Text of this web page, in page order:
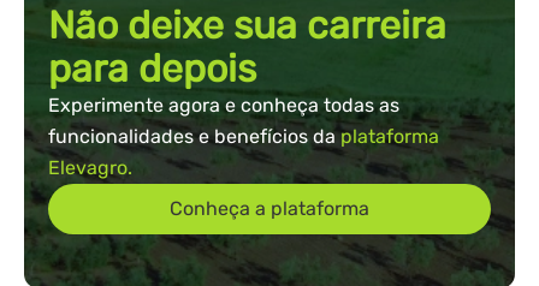
Não deixe sua carreira
para depois
Experimente agora e conheça todas as
funcionalidades e benefícios daplataforma
Elevagro.
Conheça a plataforma